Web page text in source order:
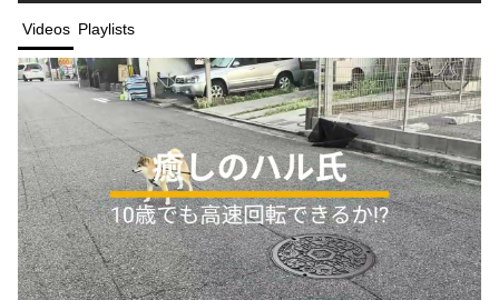
Videos Playlists